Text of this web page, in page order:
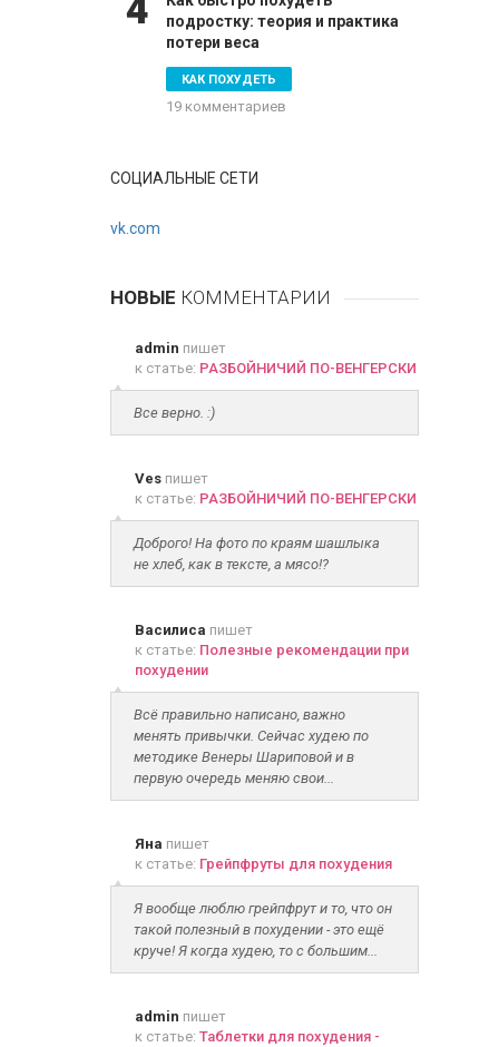
4
подростку: теория и практика
потери веса
КАК ПОХУДЕТЬ
19 комментариев
СОЦИАЛЬНЫЕ СЕТИ
vk.com
НОВЫЕ КОММЕНТАРИИ
admin пишет
к статье: РАЗБОЙНИЧИЙ ПО-ВЕНГЕРСКИ
Все верно. :)
Vesпишет
к статье: РАЗБОЙНИЧИЙ ПО-ВЕНГЕРСКИ
Доброго! На фото по краям шашлыка
не хлеб, как в тексте, а мясо!?
Василиса пишет
к статье: Полезные рекомендации при
похудении
Всё правильно написано, важно
менять привычки. Сейчас худею по
методике Венеры Шариповой и в
первую очередь меняю свои...
Яна пишет
к статье: Грейпфруты для похудения
Я вообще люблю грейпфрут и то, что он
такой полезный в похудении - это ещё
круче! Я когда худею, то с большим...
admin пишет
к статье: Таблетки для похудения -